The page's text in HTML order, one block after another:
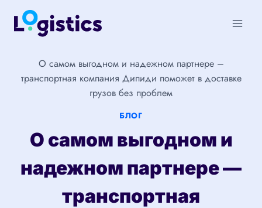
Перейти
О самом выгодном и надежном партнере –
транспортная компания Дипиди поможет в доставке
грузов без проблем
БЛОГ
О самом выгодном и
надежном партнере —
транспортная